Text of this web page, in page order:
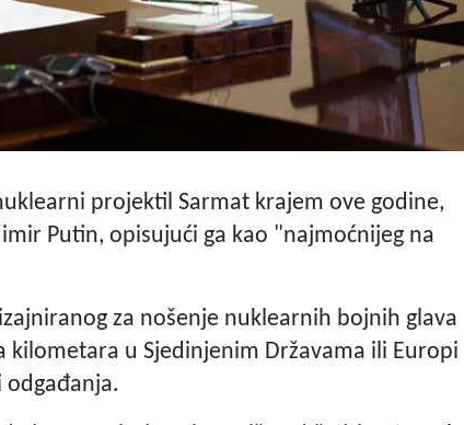
projektil Sarmat krajem ove godine,
Putin, opisujući ga kao "najmoćnijeg na
za nošenje nuklearnih bojnih glava
u Sjedinjenim Državama ili Europi